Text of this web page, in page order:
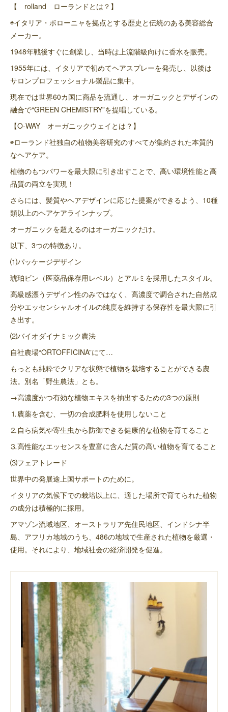
【 rolland ローランドとは？】
◉イタリア・ボローニャを拠点とする歴史と伝統のある美容総合
メーカー。
1948年戦後すぐに創業し、当時は上流階級向けに香水を販売。
1955年には、イタリアで初めてヘアスプレーを発売し、以後は
サロンプロフェッショナル製品に集中。
現在では世界60カ国に商品を流通し、オーガニックとデザインの
融合で“GREEN CHEMISTRY”を提唱している。
【O-WAY オーガニックウェイとは？】
◉ローランド社独自の植物美容研究のすべてが集約された本質的
なヘアケア。
植物のもつパワーを最大限に引き出すことで、高い環境性能と高
品質の両立を実現！
さらには、髪質やヘアデザインに応じた提案ができるよう、10種
類以上のヘアケアラインナップ。
オーガニックを超えるのはオーガニックだけ。
以下、3つの特徴あり。
⑴パッケージデザイン
琥珀ビン（医薬品保存用レベル）とアルミを採用したスタイル。
高級感漂うデザイン性のみではなく、高濃度で調合された自然成
分やエッセンシャルオイルの純度を維持する保存性を最大限に引
き出す。
⑵バイオダイナミック農法
自社農場“ORTOFFICINA”にて…
もっとも純粋でクリアな状態で植物を栽培することができる農
法。別名「野生農法」とも。
→高濃度かつ有効な植物エキスを抽出するための3つの原則
⒈農薬を含む、一切の合成肥料を使用しないこと
⒉自ら病気や寄生虫から防御できる健康的な植物を育てること
⒊高性能なエッセンスを豊富に含んだ質の高い植物を育てること
⑶フェアトレード
世界中の発展途上国サポートのために。
イタリアの気候下での栽培以上に、適した場所で育てられた植物
の成分は積極的に採用。
アマゾン流域地区、オーストラリア先住民地区、インドシナ半
島、アフリカ地域のうち、486の地域で生産された植物を厳選・
使用。それにより、地域社会の経済開発を促進。